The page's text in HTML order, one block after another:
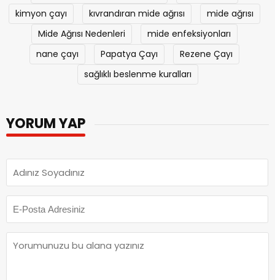
kimyon çayı
kıvrandıran mide ağrısı
mide ağrısı
Mide Ağrısı Nedenleri
mide enfeksiyonları
nane çayı
Papatya Çayı
Rezene Çayı
sağlıklı beslenme kuralları
YORUM YAP